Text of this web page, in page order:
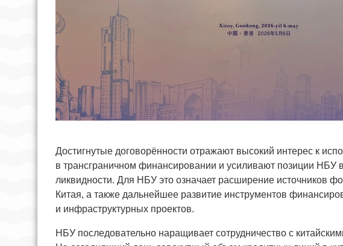
Достигнутые договорённости отражают высокий интерес к
в трансграничном финансировании и усиливают позиции НБУ
ликвидности. Для НБУ это означает расширение источников
Китая, а также дальнейшее развитие инструментов
и инфраструктурных проектов.
НБУ последовательно наращивает сотрудничество с